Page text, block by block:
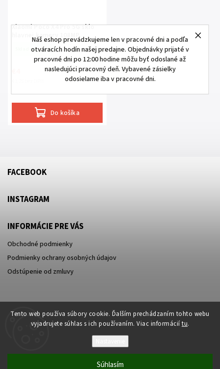
Tento web používa súbory cookie. Ďalším prechádzaním tohto webu
vyjadrujete súhlas s ich používaním. Viac informácií tu.
Súhlasím
Náš eshop prevádzkujeme len v pracovné dni a podľa
otváracích hodín našej predajne. Objednávky prijaté v
pracovné dni po 12:00 hodine môžu byť odoslané až
nasledujúci pracovný deň. Vybavené zásielky
odosielame iba v pracovné dni.
Xiaomi Poco X4 Pro 5G sklo
hlavnej kamery 108MP
Skladom (2 ks)
Do košíka
FACEBOOK
INSTAGRAM
INFORMÁCIE PRE VÁS
Obchodné podmienky
Podmienky ochrany osobných údajov
Odstúpenie od zmluvy